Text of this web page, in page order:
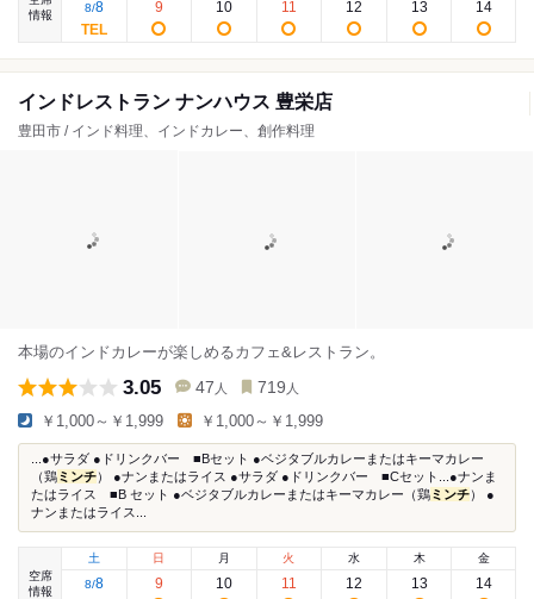
情報
8/8 9 10 11 12 13 14
インドレストラン ナンハウス 豊栄店
豊田市 / インド料理、インドカレー、創作料理
本場のインドカレーが楽しめるカフェ&レストラン。
3.05 47 人 719 人
￥1,000～￥1,999 ￥1,000～￥1,999
...●サラダ ●ドリンクバー ■Bセット ●ベジタブルカレーまたはキーマカレー
（鶏ミンチ） ●ナンまたはライス ●サラダ ●ドリンクバー ■Cセット...●ナンま
たはライス ■B セット ●ベジタブルカレーまたはキーマカレー（鶏ミンチ） ●
ナンまたはライス...
空席
情報
土
8/8
日
9
月
10
火
11
水
12
木
13
金
14